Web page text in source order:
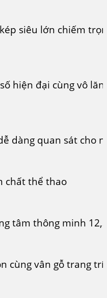
siêu lớn chiếm
hiện đại cùng vô
dàng quan sát cho
chất thể thao
tâm thông minh
cùng vân gỗ trang